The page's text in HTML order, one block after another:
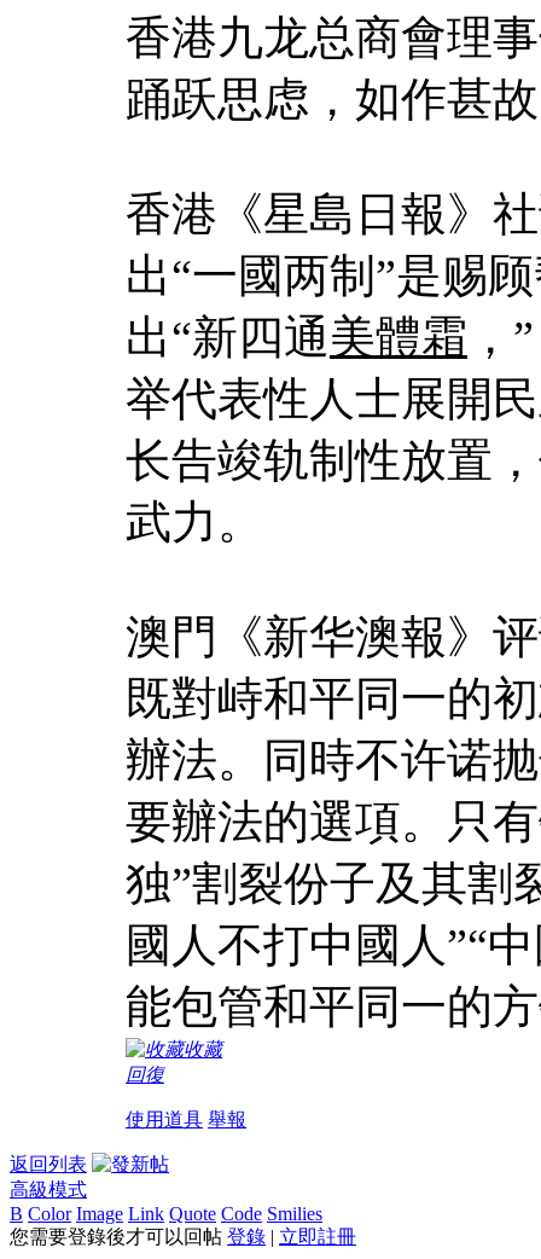
香港九龙总商會理
踊跃思虑，如作甚
香港《星島日報》
出“一國两制”是赐
出“新四通美體霜
举代表性人士展開
长告竣轨制性放置
武力。
澳門《新华澳報》
既對峙和平同一的
辦法。同時不许诺
要辦法的選項。只
独”割裂份子及其割
國人不打中國人”“
能包管和平同一的
收藏
回復
使用道具 舉報
返回列表
高級模式
B Color Image Link Quote Code Smilies
您需要登錄後才可以回帖 登錄 | 立即註冊